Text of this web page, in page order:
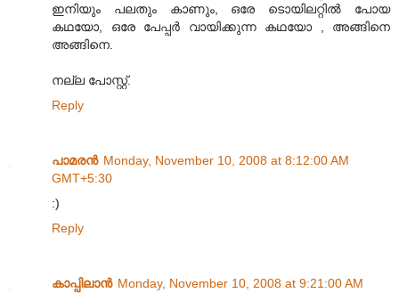
ഇനിയും പലതും കാണും, ഒരേ ടൊയിലറ്റില്‍ പോയ
കഥയോ, ഒരേ പേപ്പര്‍ വായിക്കുന്ന കഥയോ , അങ്ങിനെ
അങ്ങിനെ.
നല്ല പോസ്റ്റ്.
Reply
പാമരന്‍ Monday, November 10, 2008 at 8:12:00 AM
GMT+5:30
:)
Reply
കാപ്പിലാന്‍ Monday, November 10, 2008 at 9:21:00 AM